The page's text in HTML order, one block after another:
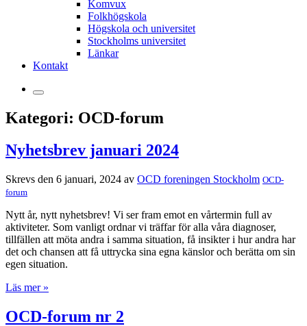
Komvux
Folkhögskola
Högskola och universitet
Stockholms universitet
Länkar
Kontakt
Kategori: OCD-forum
Nyhetsbrev januari 2024
Skrevs den 6 januari, 2024 av OCD foreningen Stockholm OCD-
forum
Nytt år, nytt nyhetsbrev! Vi ser fram emot en vårtermin full av
aktiviteter. Som vanligt ordnar vi träffar för alla våra diagnoser,
tillfällen att möta andra i samma situation, få insikter i hur andra har
det och chansen att få uttrycka sina egna känslor och berätta om sin
egen situation.
Läs mer »
OCD-forum nr 2